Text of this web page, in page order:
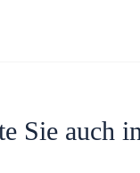
Sie auch